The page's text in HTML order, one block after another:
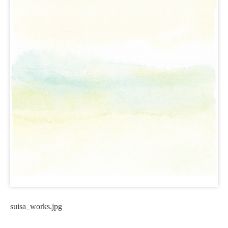
suisa_works.jpg